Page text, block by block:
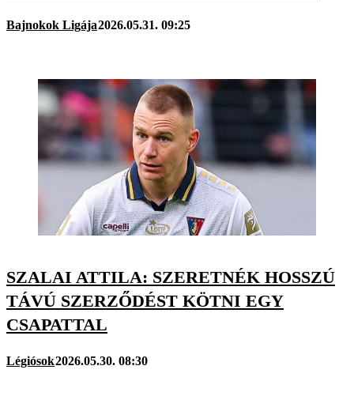
Bajnokok Ligája2026.05.31. 09:25
SZALAI ATTILA: SZERETNÉK HOSSZÚ
TÁVÚ SZERZŐDÉST KÖTNI EGY
CSAPATTAL
Légiósok2026.05.30. 08:30